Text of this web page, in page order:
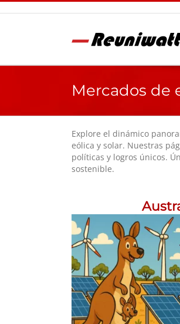
Saltar
al
Mercados de
Explore el dinámico
eólica y solar. Nuestras
políticas y logros únicos.
sostenible.